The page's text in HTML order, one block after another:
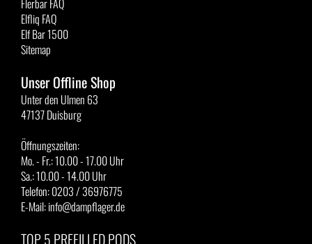
Flerbar FAQ
Elfliq FAQ
Elf Bar 1500
Sitemap
Unser Offline Shop
Unter den Ulmen 63
47137 Duisburg
Öffnungszeiten:
Mo. - Fr.: 10.00 - 17.00 Uhr
Sa.: 10.00 - 14.00 Uhr
Telefon: 0203 / 36976775
E-Mail: info@dampflager.de
TOP 5 PREFILLED PODS